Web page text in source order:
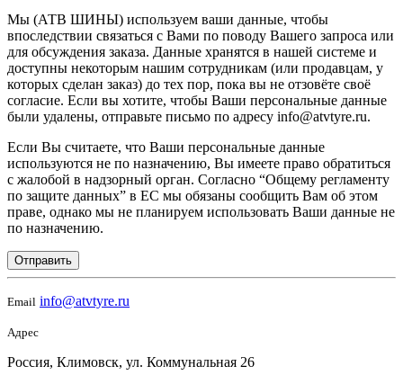
Мы (АТВ ШИНЫ) используем ваши данные, чтобы
впоследствии связаться с Вами по поводу Вашего запроса или
для обсуждения заказа. Данные хранятся в нашей системе и
доступны некоторым нашим сотрудникам (или продавцам, у
которых сделан заказ) до тех пор, пока вы не отзовёте своё
согласие. Если вы хотите, чтобы Ваши персональные данные
были удалены, отправьте письмо по адресу info@atvtyre.ru.
Если Вы считаете, что Ваши персональные данные
используются не по назначению, Вы имеете право обратиться
с жалобой в надзорный орган. Согласно “Общему регламенту
по защите данных” в ЕС мы обязаны сообщить Вам об этом
праве, однако мы не планируем использовать Ваши данные не
по назначению.
Отправить
Email info@atvtyre.ru
Адрес
Россия, Климовск, ул. Коммунальная 26